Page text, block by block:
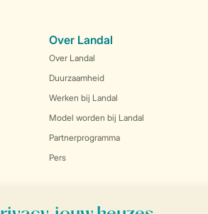
Over Landal
Over Landal
Duurzaamheid
Werken bij Landal
Model worden bij Landal
Partnerprogramma
Pers